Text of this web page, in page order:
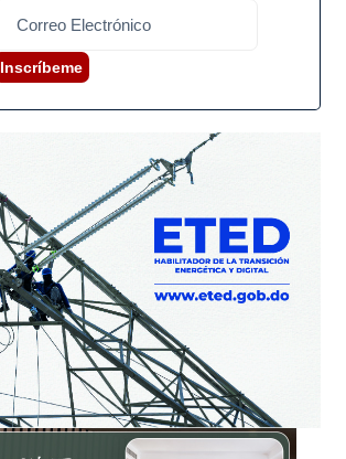
Inscríbeme